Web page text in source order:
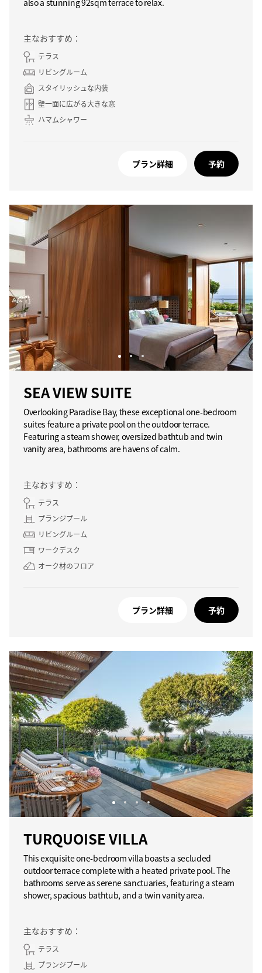
also a stunning 92sqm terrace to relax.
主なおすすめ：
テラス
リビングルーム
スタイリッシュな内装
壁一面に広がる大きな窓
ハマムシャワー
プラン詳細 予約
SEA VIEW SUITE
Overlooking Paradise Bay, these exceptional one-bedroom
suites feature a private pool on the outdoor terrace.
Featuring a steam shower, oversized bathtub and twin
vanity area, bathrooms are havens of calm.
主なおすすめ：
テラス
プランジプール
リビングルーム
ワークデスク
オーク材のフロア
プラン詳細 予約
TURQUOISE VILLA
This exquisite one-bedroom villa boasts a secluded
outdoor terrace complete with a heated private pool. The
bathrooms serve as serene sanctuaries, featuring a steam
shower, spacious bathtub, and a twin vanity area.
主なおすすめ：
テラス
プランジプール